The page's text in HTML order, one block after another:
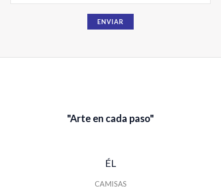
r
m
ENVIAR
"Arte en cada paso"
ÉL
CAMISAS